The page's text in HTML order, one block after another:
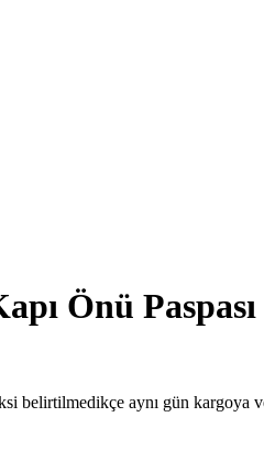
Önü Paspası
belirtilmedikçe aynı gün